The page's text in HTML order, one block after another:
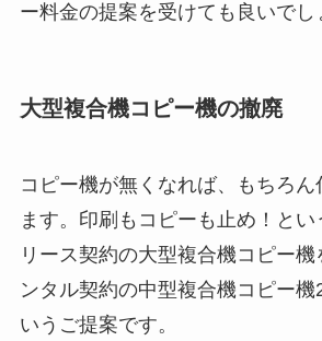
ー料金の提案を受けても良いでし
大型複合機コピー機の撤廃
コピー機が無くなれば、もちろん
ます。印刷もコピーも止め！とい
リース契約の大型複合機コピー
ンタル契約の中型複合機コピー機
いうご提案です。